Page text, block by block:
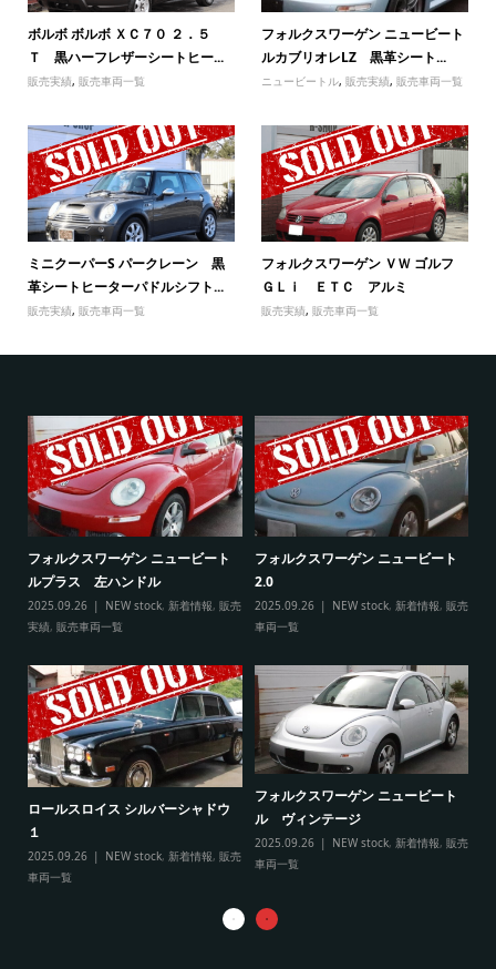
ボルボ ボルボ ＸＣ７０ ２．５
Ｔ 黒ハーフレザーシートヒー...
販売実績, 販売車両一覧
フォルクスワーゲン ニュービート
ルカブリオレLZ 黒革シート...
ニュービートル,販売実績,販売車両一覧
ミニクーパーS パークレーン 黒
革シートヒーターパドルシフト...
販売実績, 販売車両一覧
フォルクスワーゲン ＶＷ ゴルフ
ＧＬｉ ＥＴＣ アルミ
販売実績,販売車両一覧
フォルクスワーゲン ニュービート
ルプラス 左ハンドル
2025.09.26 NEW stock, 新着情報, 販売
実績, 販売車両一覧
フォルクスワーゲン ニュービート
2.0
2025.09.26 NEW stock, 新着情報, 販売
車両一覧
ロールスロイス シルバーシャドウ
１
2025.09.26 NEW stock, 新着情報, 販売
車両一覧
フォルクスワーゲン ニュービート
ル ヴィンテージ
2025.09.26 NEW stock, 新着情報, 販売
車両一覧